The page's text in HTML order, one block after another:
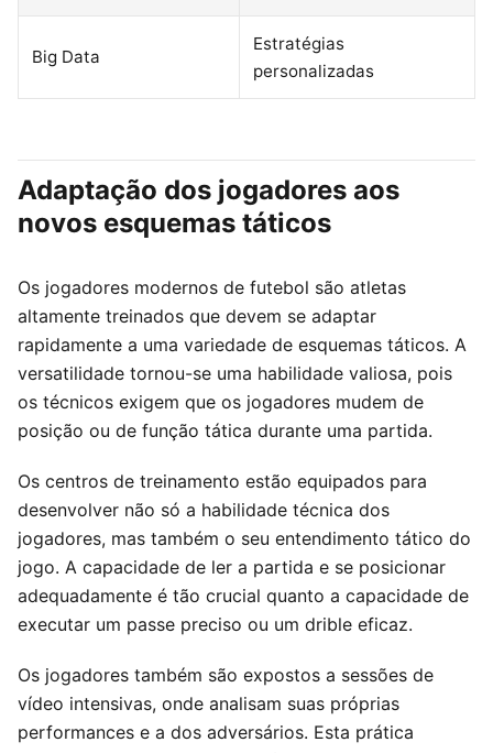
Big Data
Estratégias
personalizadas
Adaptação dos jogadores aos
novos esquemas táticos
Os jogadores modernos de futebol são atletas
altamente treinados que devem se adaptar
rapidamente a uma variedade de esquemas táticos. A
versatilidade tornou-se uma habilidade valiosa, pois
os técnicos exigem que os jogadores mudem de
posição ou de função tática durante uma partida.
Os centros de treinamento estão equipados para
desenvolver não só a habilidade técnica dos
jogadores, mas também o seu entendimento tático do
jogo. A capacidade de ler a partida e se posicionar
adequadamente é tão crucial quanto a capacidade de
executar um passe preciso ou um drible eficaz.
Os jogadores também são expostos a sessões de
vídeo intensivas, onde analisam suas próprias
performances e a dos adversários. Esta prática